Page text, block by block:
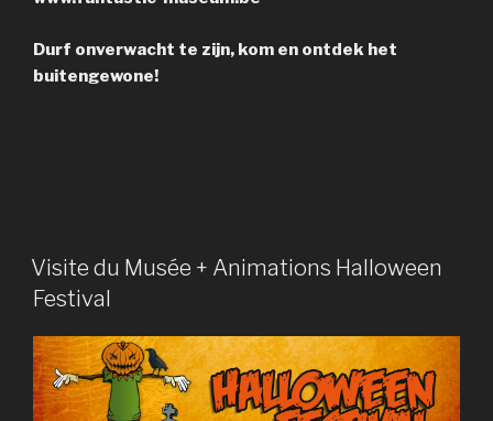
Durf onverwacht te zijn, kom en ontdek het
buitengewone!
PUBLIÉ
LE
Visite du Musée + Animations Halloween
Festival